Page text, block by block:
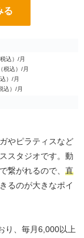
る
込）/月
税込）/月
）/月
込）/月
やピラティスなど
スタジオです。動
繋がれるので、 直
るのが大きなポイ
り、毎月6,000以上